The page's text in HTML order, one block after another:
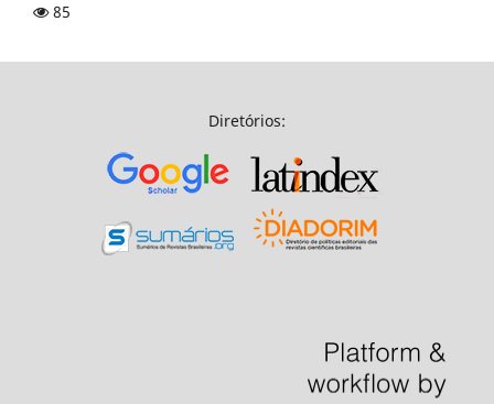
85
Diretórios: